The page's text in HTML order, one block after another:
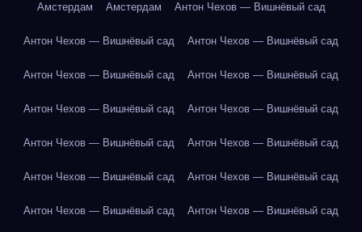
Амстердам Амстердам Антон Чехов — Вишнёвый сад
Антон Чехов — Вишнёвый сад Антон Чехов — Вишнёвый сад
Антон Чехов — Вишнёвый сад Антон Чехов — Вишнёвый сад
Антон Чехов — Вишнёвый сад Антон Чехов — Вишнёвый сад
Антон Чехов — Вишнёвый сад Антон Чехов — Вишнёвый сад
Антон Чехов — Вишнёвый сад Антон Чехов — Вишнёвый сад
Антон Чехов — Вишнёвый сад Антон Чехов — Вишнёвый сад